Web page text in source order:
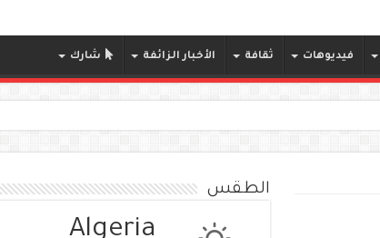
فيديوهات ثقافة الأخبار الزائفة شارك
الطقس
Algeria